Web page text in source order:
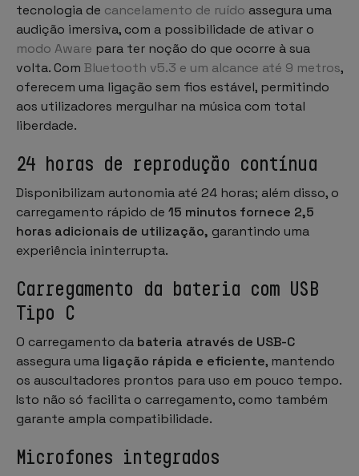
tecnologia de cancelamento de ruído assegura uma
audição imersiva, com a possibilidade de ativar o
modo Aware para ter noção do que ocorre à sua
volta. Com Bluetooth v5.3 e um alcance até 9 metros,
oferecem uma ligação sem fios estável, permitindo
aos utilizadores mergulhar na música com total
liberdade.
24 horas de reprodução contínua
Disponibilizam autonomia até 24 horas; além disso, o
carregamento rápido de 15 minutos fornece 2,5
horas adicionais de utilização, garantindo uma
experiência ininterrupta.
Carregamento da bateria com USB
Tipo C
O carregamento da bateria através de USB-C
assegura uma ligação rápida e eficiente, mantendo
os auscultadores prontos para uso em pouco tempo.
Isto não só facilita o carregamento, como também
garante ampla compatibilidade.
Microfones integrados